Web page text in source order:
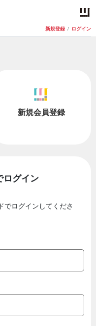
新規登録 / ログイン
新規会員登録
ログイン
でログインしてくださ